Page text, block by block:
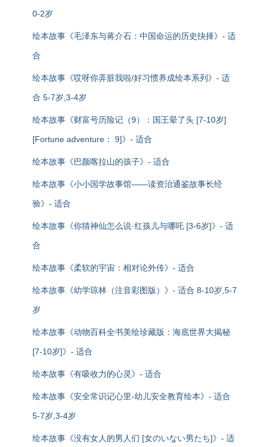
0-2岁
绘本故事《毛泽东与蒋介石：中国命运的历史抉择》- 适
合
绘本故事《哎呀你弄脏我啦/好习惯养成绘本系列》- 适
合 5-7岁,3-4岁
绘本故事《财富号历险记（9）：国王晕了头 [7-10岁]
[Fortune adventure： 9]》- 适合
绘本故事《巴颜喀拉山的孩子》- 适合
绘本故事《小小国学故事馆——读资治通鉴故事长经
验》- 适合
绘本故事《你猜神仙怎么说·红孩儿与哪吒 [3-6岁]》- 适
合
绘本故事《柔软的宇宙：相对论外传》- 适合
绘本故事《幼学琼林（注音彩图版）》- 适合 8-10岁,5-7
岁
绘本故事《动物百科全书美绘珍藏版：海底世界大揭秘
[7-10岁]》- 适合
绘本故事《有吸收力的心灵》- 适合
绘本故事《安全常识记心里-幼儿安全教育绘本》- 适合
5-7岁,3-4岁
绘本故事《没有女人的男人们 [女のいない男たち]》- 适